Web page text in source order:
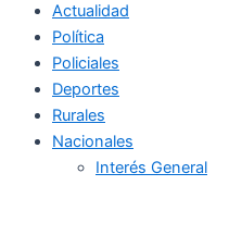
Actualidad
Política
Policiales
Deportes
Rurales
Nacionales
Interés General